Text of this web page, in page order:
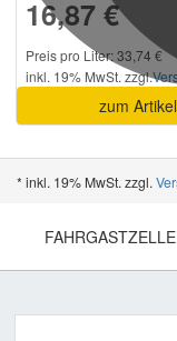
16,87 €
Preis pro Liter: 33,74 €
inkl. 19% MwSt. zzgl.
zum Artikel
* inkl. 19% MwSt. zzgl.